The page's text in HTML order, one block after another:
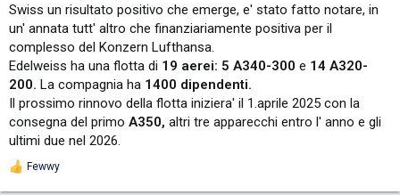
Swiss un risultato positivo che emerge, e' stato fatto notare, in
un' annata tutt' altro che finanziariamente positiva per il
complesso del Konzern Lufthansa.
Edelweiss ha una flotta di 19 aerei: 5 A340-300 e 14 A320-
200. La compagnia ha 1400 dipendenti.
Il prossimo rinnovo della flotta iniziera' il 1.aprile 2025 con la
consegna del primo A350, altri tre apparecchi entro l' anno e gli
ultimi due nel 2026.
R
Fewwy